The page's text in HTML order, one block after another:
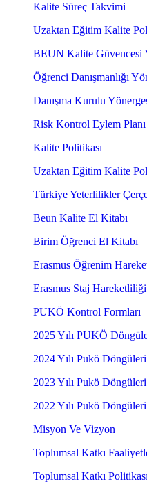
Kalite Süreç Takvimi
Uzaktan Eğitim Kalite
BEUN Kalite Güvencesi
Öğrenci Danışmanlığı
Danışma Kurulu
Risk Kontrol Eylem Planı
Kalite Politikası
Uzaktan Eğitim Kalite
Türkiye Yeterlilikler
Beun Kalite El Kitabı
Birim Öğrenci El Kitabı
Erasmus Öğrenim
Erasmus Staj
PUKÖ Kontrol Formları
2025 Yılı PUKÖ
2024 Yılı Pukö Döngüleri
2023 Yılı Pukö Döngüleri
2022 Yılı Pukö Döngüleri
Misyon Ve Vizyon
Toplumsal Katkı
Toplumsal Katkı Politikası